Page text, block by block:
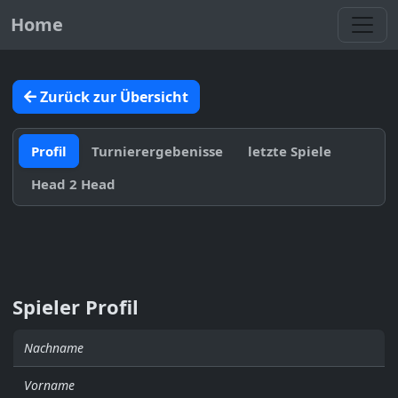
Home
Zurück zur Übersicht
Profil Turnierergebenisse
letzte Spiele
Head 2 Head
Spieler Profil
Nachname
Vorname